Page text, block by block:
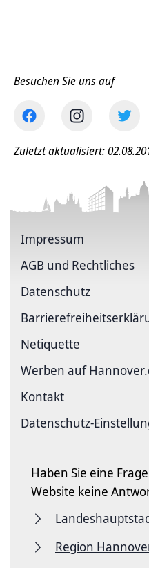
Besuchen Sie uns auf
Zuletzt aktualisiert:
Impressum
AGB und Rechtliches
Datenschutz
Netiquette
Werben auf
Kontakt
Datenschutz-
Haben Sie eine
Website keine
Region